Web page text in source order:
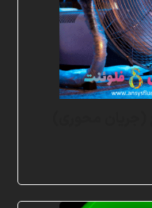
(جریان محوری)